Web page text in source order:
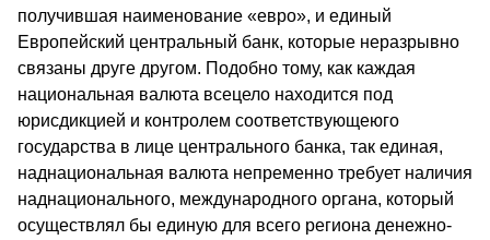
получившая наименование «евро», и единый
Европейский центральный банк, которые неразрывно
связаны друге другом. Подобно тому, как каждая
национальная валюта всецело находится под
юрисдикцией и контролем соответствующеюго
государства в лице центрального банка, так единая,
наднациональная валюта непременно требует наличия
наднационального, международного органа, который
осуществлял бы единую для всего региона денежно-